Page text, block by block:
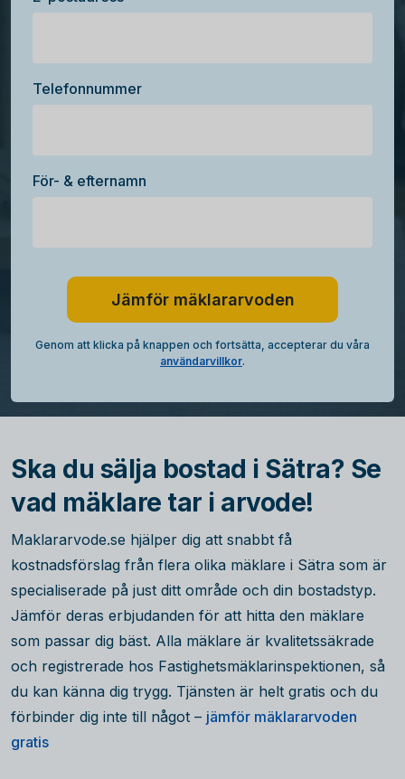
Telefonnummer
För- & efternamn
Jämför mäklararvoden
Genom att klicka på knappen och fortsätta, accepterar du våra
användarvillkor.
Ska du sälja bostad i Sätra? Se
vad mäklare tar i arvode!
Maklararvode.se hjälper dig att snabbt få
kostnadsförslag från flera olika mäklare i Sätra som är
specialiserade på just ditt område och din bostadstyp.
Jämför deras erbjudanden för att hitta den mäklare
som passar dig bäst. Alla mäklare är kvalitetssäkrade
och registrerade hos Fastighetsmäklarinspektionen, så
du kan känna dig trygg. Tjänsten är helt gratis och du
förbinder dig inte till något – jämför mäklararvoden
gratis